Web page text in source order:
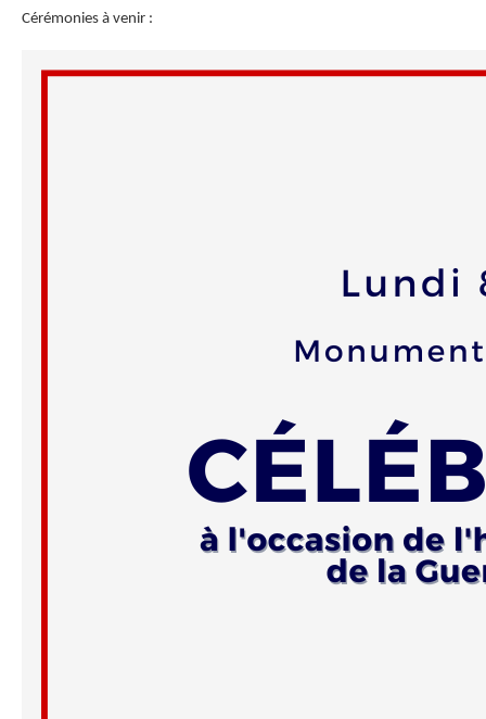
Cérémonies à venir :